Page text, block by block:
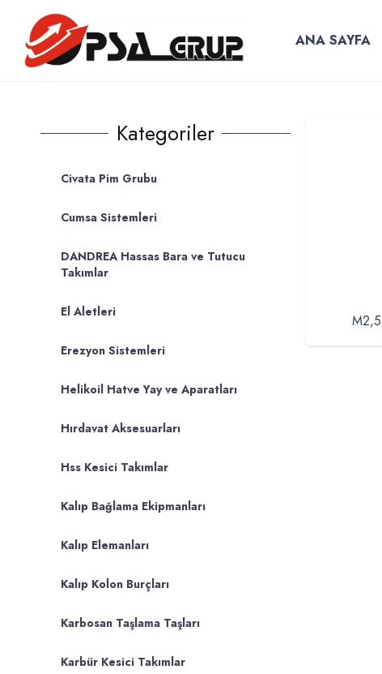
ANA SAYFA
Kategoriler
Civata Pim Grubu
Cumsa Sistemleri
DANDREA Hassas Bara ve Tutucu
Takımlar
El Aletleri
Erezyon Sistemleri
Helikoil Hatve Yay ve Aparatları
Hırdavat Aksesuarları
Hss Kesici Takımlar
Kalıp Bağlama Ekipmanları
Kalıp Elemanları
Kalıp Kolon Burçları
Karbosan Taşlama Taşları
Karbür Kesici Takımlar